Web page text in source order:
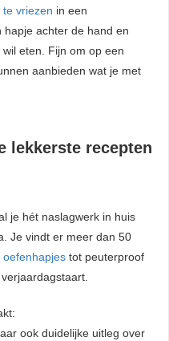
te vriezen in een
hapje achter de hand en
eten. Fijn om op een
aanbieden wat je met
lekkerste recepten
je hét naslagwerk in huis
Je vindt er meer dan 50
oefenhapjes tot peuterproof
ook duidelijke uitleg over